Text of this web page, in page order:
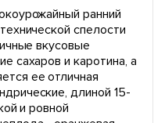
ранний
спелости
вкусовые
сахаров и каротина, а
ее отличная
длиной 15-
и ровной